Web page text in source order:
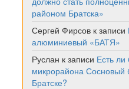
районом Братска»
Сергей Фирсовк записи
алюминиевый «БАТЯ»
Руслан к записи Есть
микрорайона Сосновый
Братске?